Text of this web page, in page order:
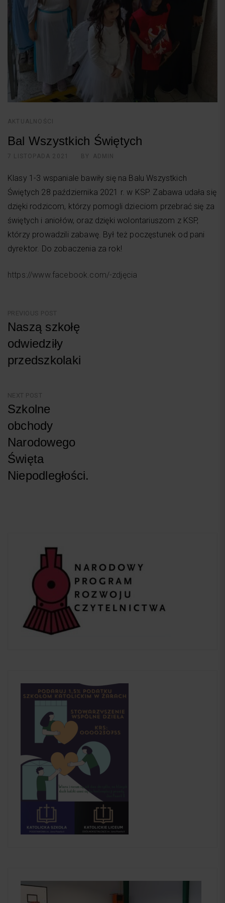
AKTUALNOŚCI
Bal Wszystkich Świętych
7 LISTOPADA 2021 BY ADMIN
Klasy 1-3 wspaniale bawiły się na Balu Wszystkich
Świętych 28 października 2021 r. w KSP. Zabawa udała się
dzięki rodzicom, którzy pomogli dzieciom przebrać się za
świętych i aniołów, oraz dzięki wolontariuszom z KSP,
którzy prowadzili zabawę. Był też poczęstunek od pani
dyrektor. Do zobaczenia za rok!
https://www.facebook.com/-zdjęcia
Nawigacja
wpisu
PREVIOUS POST
Naszą szkołę
odwiedziły
przedszkolaki
NEXT POST
Szkolne
obchody
Narodowego
Święta
Niepodległości.